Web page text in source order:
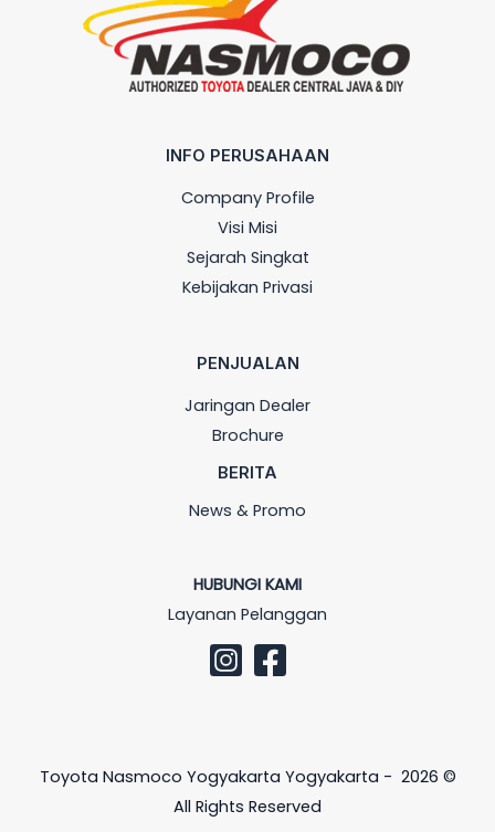
INFO PERUSAHAAN
Company Profile
Visi Misi
Sejarah Singkat
Kebijakan Privasi
PENJUALAN
Jaringan Dealer
Brochure
BERITA
News & Promo
HUBUNGI KAMI
Layanan Pelanggan
Toyota Nasmoco Yogyakarta Yogyakarta - 2026 ©
All Rights Reserved